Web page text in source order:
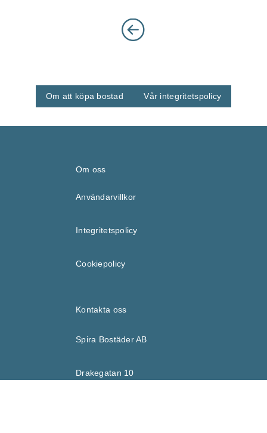
Om att köpa bostad Vår integritetspolicy
Om oss
Användarvillkor
Integritetspolicy
Cookiepolicy
Kontakta oss
Spira Bostäder AB
Drakegatan 10